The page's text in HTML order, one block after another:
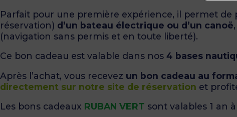
Parfait pour une première expérience, il permet de
réservation) d’un bateau électrique ou d’un canoë
(navigation sans permis et en toute liberté).
Ce bon cadeau est valable dans nos 4 bases
Après l’achat, vous recevez un bon cadeau au
directement sur notre site de réservation et
Les bons cadeaux RUBAN VERT sont valables 1 an